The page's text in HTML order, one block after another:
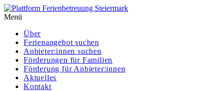
Menü
Über
Ferienangebot suchen
Anbieter:innen suchen
För­de­run­gen für Familien
Förderung für Anbieter:innen
Aktuelles
Kontakt